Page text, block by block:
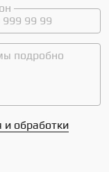
и обработки